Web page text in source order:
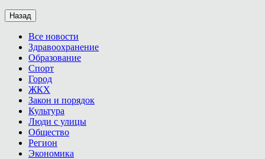
Назад
Все новости
Здравоохранение
Образование
Спорт
Город
ЖКХ
Закон и порядок
Культура
Люди с улицы
Общество
Регион
Экономика